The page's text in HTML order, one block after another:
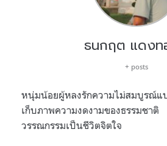
ธนกฤต แดง
+ posts
หนุ่มน้อยผู้หลงรักความไม่สมบูรณ์
เก็บภาพความงดงามของธรร
วรรณกรรมเป็นชีวิตจิตใจ